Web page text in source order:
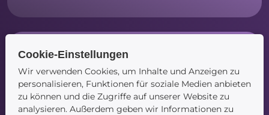
Navigation
Startseite
Blog
Kontakt
Cookie-Einstellungen
Wir verwenden Cookies, um Inhalte und Anzeigen zu
personalisieren, Funktionen für soziale Medien anbieten
zu können und die Zugriffe auf unserer Website zu
analysieren. Außerdem geben wir Informationen zu